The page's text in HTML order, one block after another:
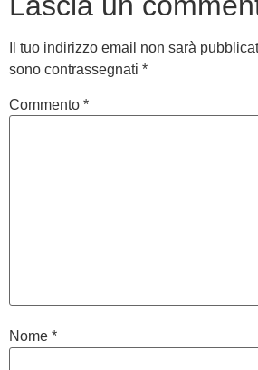
Il tuo indirizzo email non sarà
sono contrassegnati *
Commento *
Nome *